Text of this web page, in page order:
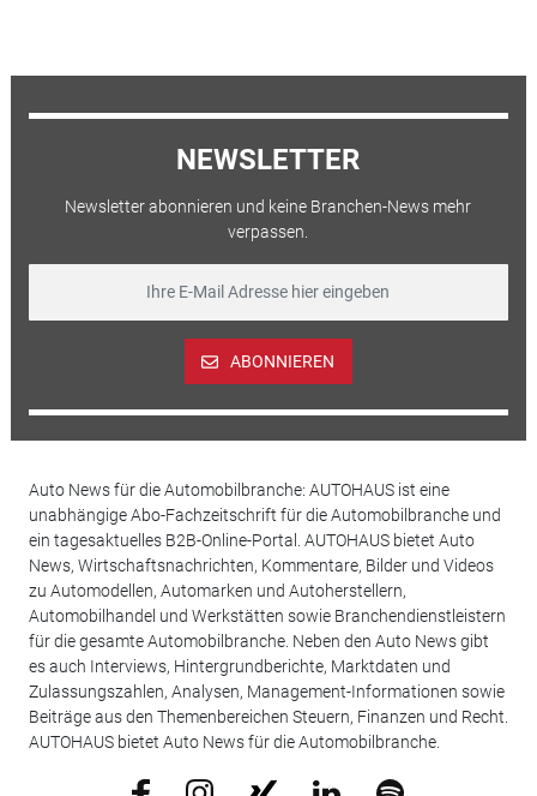
NEWSLETTER
Newsletter abonnieren und keine Branchen-News mehr
verpassen.
ABONNIEREN
Auto News für die Automobilbranche: AUTOHAUS ist eine
unabhängige Abo-Fachzeitschrift für die Automobilbranche und
ein tagesaktuelles B2B-Online-Portal. AUTOHAUS bietet Auto
News, Wirtschaftsnachrichten, Kommentare, Bilder und Videos
zu Automodellen, Automarken und Autoherstellern,
Automobilhandel und Werkstätten sowie Branchendienstleistern
für die gesamte Automobilbranche. Neben den Auto News gibt
es auch Interviews, Hintergrundberichte, Marktdaten und
Zulassungszahlen, Analysen, Management-Informationen sowie
Beiträge aus den Themenbereichen Steuern, Finanzen und Recht.
AUTOHAUS bietet Auto News für die Automobilbranche.